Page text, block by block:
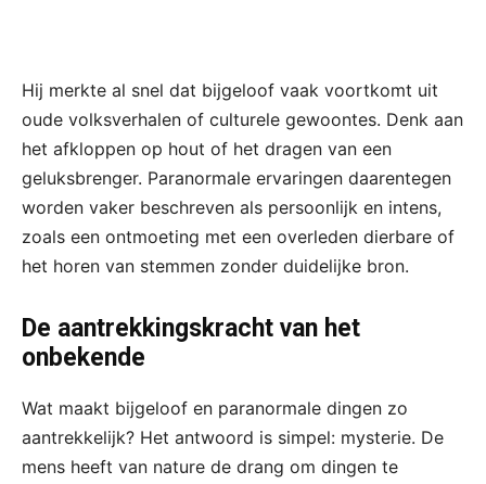
Hij merkte al snel dat bijgeloof vaak voortkomt uit
oude volksverhalen of culturele gewoontes. Denk aan
het afkloppen op hout of het dragen van een
geluksbrenger. Paranormale ervaringen daarentegen
worden vaker beschreven als persoonlijk en intens,
zoals een ontmoeting met een overleden dierbare of
het horen van stemmen zonder duidelijke bron.
De aantrekkingskracht van het
onbekende
Wat maakt bijgeloof en paranormale dingen zo
aantrekkelijk? Het antwoord is simpel: mysterie. De
mens heeft van nature de drang om dingen te